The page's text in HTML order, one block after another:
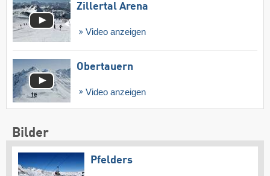
Zillertal Arena
Video anzeigen
Obertauern
Video anzeigen
Bilder
Pfelders